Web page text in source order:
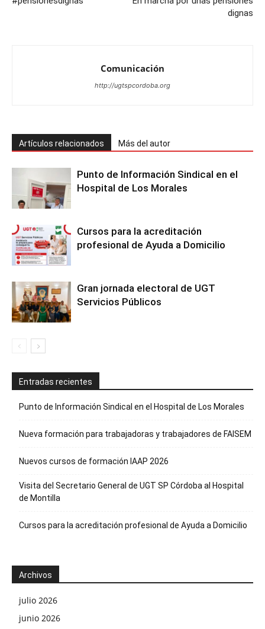
dignas
Comunicación
http://ugtspcordoba.org
Artículos relacionados Más del autor
Punto de Información Sindical en el
Hospital de Los Morales
Cursos para la acreditación
profesional de Ayuda a Domicilio
Gran jornada electoral de UGT
Servicios Públicos
Entradas recientes
Punto de Información Sindical en el Hospital de Los Morales
Nueva formación para trabajadoras y trabajadores de FAISEM
Nuevos cursos de formación IAAP 2026
Visita del Secretario General de UGT SP Córdoba al Hospital
de Montilla
Cursos para la acreditación profesional de Ayuda a Domicilio
Archivos
julio 2026
junio 2026